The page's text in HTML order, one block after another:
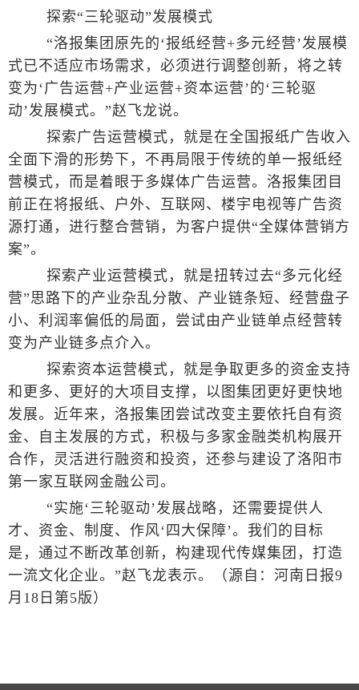
探索“三轮驱动”发展模式
“洛报集团原先的‘报纸经营+多元经营’发展模
式已不适应市场需求，必须进行调整创新，将之转
变为‘广告运营+产业运营+资本运营’的‘三轮驱
动’发展模式。”赵飞龙说。
探索广告运营模式，就是在全国报纸广告收入
全面下滑的形势下，不再局限于传统的单一报纸经
营模式，而是着眼于多媒体广告运营。洛报集团目
前正在将报纸、户外、互联网、楼宇电视等广告资
源打通，进行整合营销，为客户提供“全媒体营销方
案”。
探索产业运营模式，就是扭转过去“多元化经
营”思路下的产业杂乱分散、产业链条短、经营盘子
小、利润率偏低的局面，尝试由产业链单点经营转
变为产业链多点介入。
探索资本运营模式，就是争取更多的资金支持
和更多、更好的大项目支撑，以图集团更好更快地
发展。近年来，洛报集团尝试改变主要依托自有资
金、自主发展的方式，积极与多家金融类机构展开
合作，灵活进行融资和投资，还参与建设了洛阳市
第一家互联网金融公司。
“实施‘三轮驱动’发展战略，还需要提供人
才、资金、制度、作风‘四大保障’。我们的目标
是，通过不断改革创新，构建现代传媒集团，打造
一流文化企业。”赵飞龙表示。（源自：河南日报9
月18日第5版）